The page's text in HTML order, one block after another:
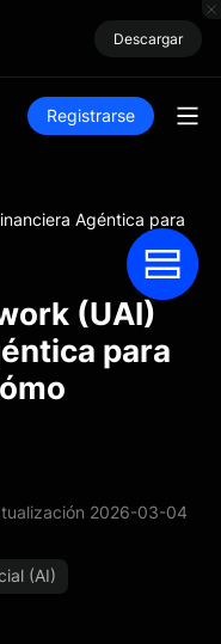
Descargar
Registrarse
Agéntica para
(UAI)
para
2026-03-04
(AI)